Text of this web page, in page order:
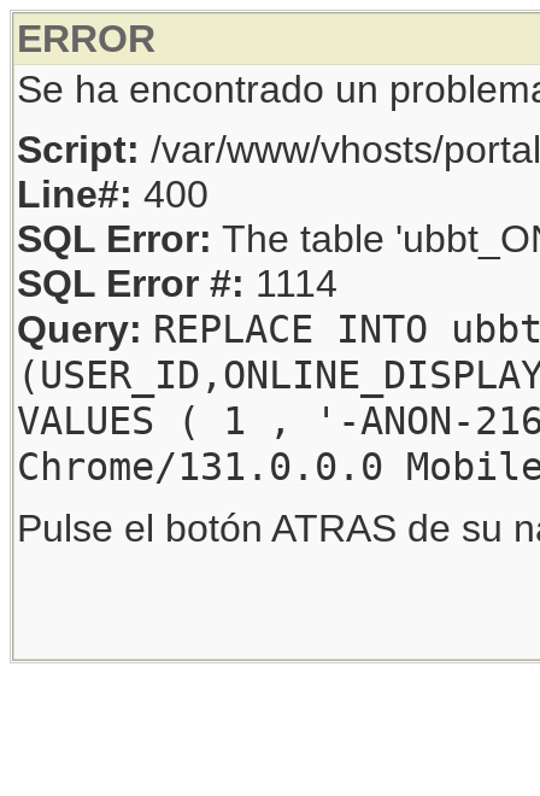
ERROR
Se ha encontrado un
Script: /var/www/vhosts/
Line#: 400
SQL Error: The table
SQL Error #: 1114
Query: REPLACE INTO
VALUES ( 1 , '-
Chrome/131.0.0.0
Pulse el botón ATRAS de su